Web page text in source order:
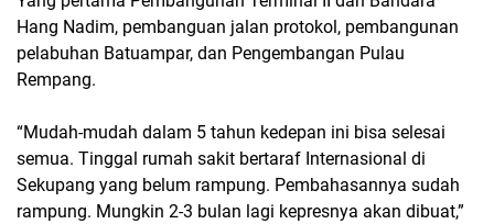
Hang Nadim, pembanguan jalan protokol, pembangunan
pelabuhan Batuampar, dan Pengembangan Pulau
Rempang.
“Mudah-mudah dalam 5 tahun kedepan ini bisa selesai
semua. Tinggal rumah sakit bertaraf Internasional di
Sekupang yang belum rampung. Pembahasannya sudah
rampung. Mungkin 2-3 bulan lagi kepresnya akan dibuat,”